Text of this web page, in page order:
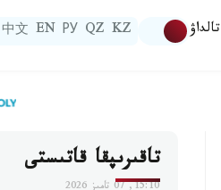
تالداۋ KZ
QZ
РУ
EN
中文
تاقىرىپقا قاتىستى